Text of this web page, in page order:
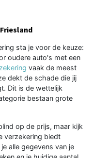
sta je voor de keuze:
oudere auto's met een
vaak de meest
dekt de schade die jij
Dit is de wettelijk
bestaan grote
op de prijs, maar kijk
verzekering biedt
alle gegevens van je